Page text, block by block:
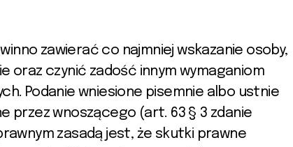
zawierać co najmniej wskazanie osoby,
oraz czynić zadość innym wymaganiom
Podanie wniesione pisemnie albo ustnie
przez wnoszącego (art. 63 § 3 zdanie
zasadą jest, że skutki prawne